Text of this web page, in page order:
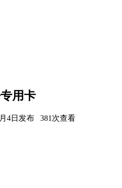
用卡
4日发布 381次查看